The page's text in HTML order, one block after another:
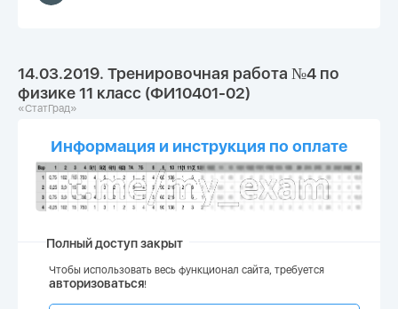
14.03.2019. Тренировочная работа №4 по
физике 11 класс (ФИ10401-02)
«СтатГрад»
Информация и инструкция по оплате
Полный доступ закрыт
Чтобы использовать весь функционал сайта, требуется
авторизоваться!